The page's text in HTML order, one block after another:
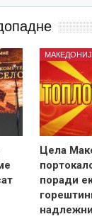
Цела
поради